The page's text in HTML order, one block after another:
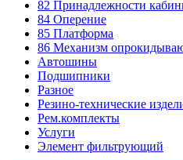
82 Принадлежности
84 Оперение
85 Платформа
86 Механизм
Автошины
Подшипники
Разное
Резино-технические
Рем.комплекты
Услуги
Элемент фильтрующий